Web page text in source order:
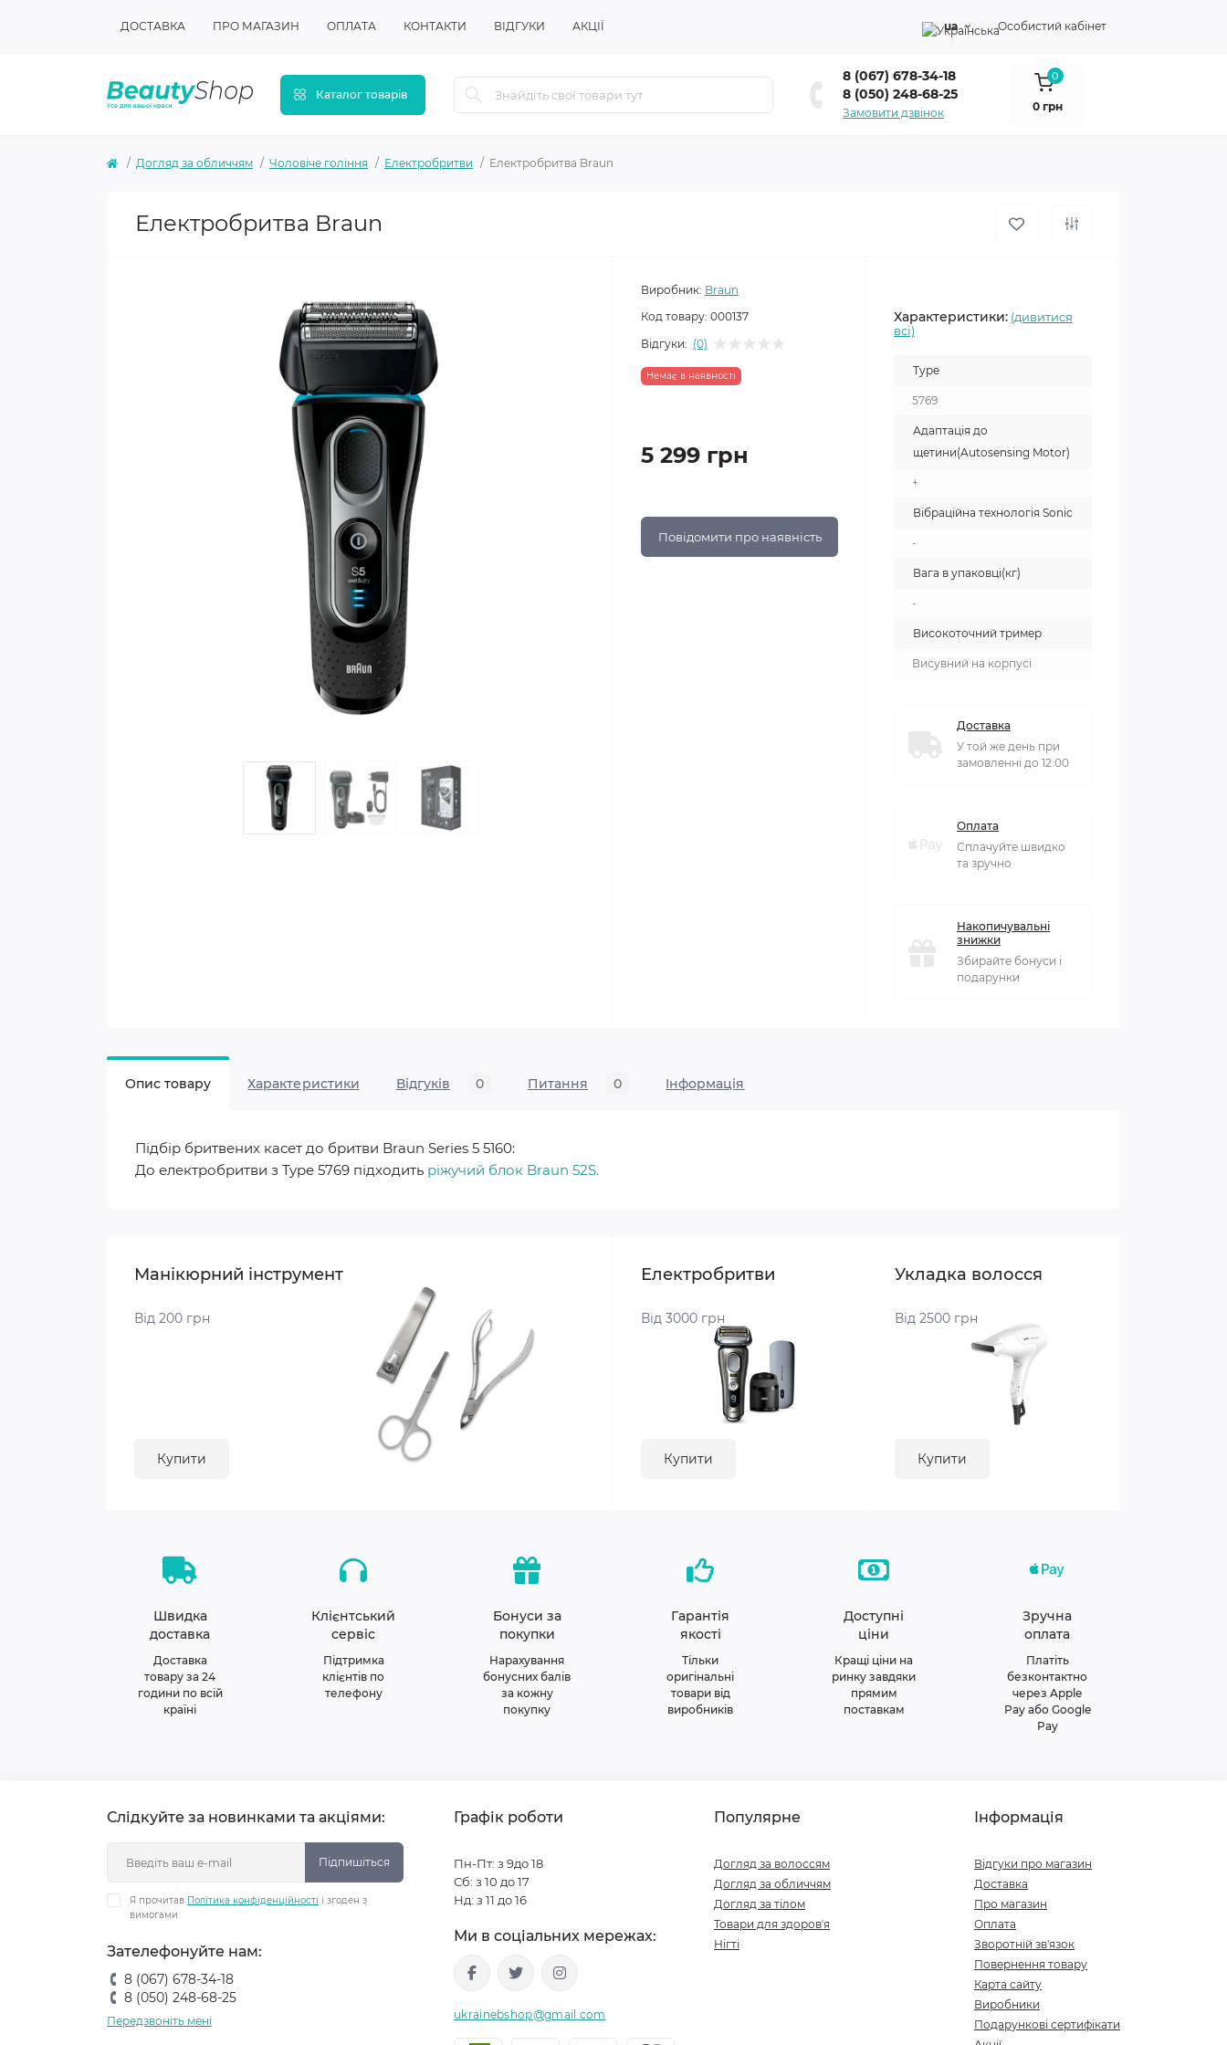
ДОСТАВКА ПРО МАГАЗИН ОПЛАТА КОНТАКТИ ВІДГУКИ АКЦІЇ ua Особистий кабінет
Каталог товарів
8 (067) 678-34-18
8 (050) 248-68-25
Замовити дзвінок
0
0 грн
Догляд за обличчям Чоловіче гоління Електробритви Електробритва Braun
Електробритва Braun
Виробник: Braun
Код товару: 000137
Відгуки: (0)
Немає в наявності
5 299 грн
Повідомити про наявність
Характеристики: (дивитися
всі)
Type
5769
Адаптація до
щетини(Autosensing Motor)
+
Вібраційна технологія Sonic
-
Вага в упаковці(кг)
-
Високоточний тример
Висувний на корпусі
Доставка
У той же день при
замовленні до 12:00
Оплата
Сплачуйте швидко
та зручно
Накопичувальні
знижки
Збирайте бонуси і
подарунки
Опис товару Характеристики Відгуків 0 Питання 0 Iнформація
Підбір бритвених касет до бритви Braun Series 5 5160:
До електробритви з Type 5769 підходить ріжучий блок Braun 52S.
Манікюрний інструмент
Від 200 грн
Купити
Електробритви
Від 3000 грн
Купити
Укладка волосся
Від 2500 грн
Купити
Швидка
доставка
Доставка
товару за 24
години по всій
країні
Клієнтський
сервіс
Підтримка
клієнтів по
телефону
Бонуси за
покупки
Нарахування
бонусних балів
за кожну
покупку
Гарантія
якості
Тільки
оригінальні
товари від
виробників
Доступні
ціни
Кращі ціни на
ринку завдяки
прямим
поставкам
Зручна
оплата
Платіть
безконтактно
через Apple
Pay або Google
Pay
Слідкуйте за новинками та акціями:
Підпишіться
Я прочитав Політика конфіденційності і згоден з
вимогами
Зателефонуйте нам:
8 (067) 678-34-18
8 (050) 248-68-25
Передзвоніть мені
Графік роботи
Пн-Пт: з 9до 18
Сб: з 10 до 17
Нд: з 11 до 16
Ми в соціальних мережах:
ukrainebshop@gmail.com
Популярне
Догляд за волоссям
Догляд за обличчям
Догляд за тілом
Товари для здоровʼя
Нігті
Інформація
Відгуки про магазин
Доставка
Про магазин
Оплата
Зворотній зв'язок
Повернення товару
Карта сайту
Виробники
Подарункові сертифікати